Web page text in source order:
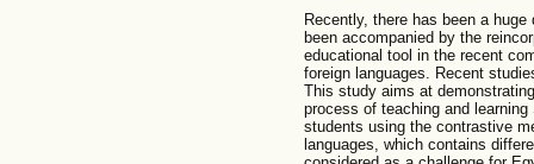
Recently, there has been a
been accompanied by the
educational tool in the recent
foreign languages. Recent
This study aims at
process of teaching and
students using the contrastive
languages, which contains